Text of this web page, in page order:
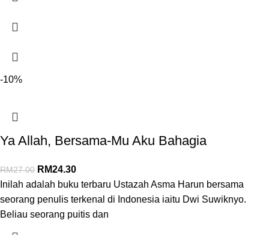
-10%
Ya Allah, Bersama-Mu Aku Bahagia
RM27.00 RM24.30
Inilah adalah buku terbaru Ustazah Asma Harun bersama
seorang penulis terkenal di Indonesia iaitu Dwi Suwiknyo.
Beliau seorang puitis dan